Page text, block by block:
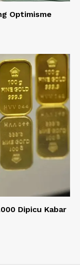
Optimisme
Dipicu Kabar